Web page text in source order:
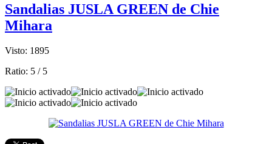
Sandalias JUSLA GREEN de Chie
Mihara
Visto: 1895
Ratio: 5 / 5